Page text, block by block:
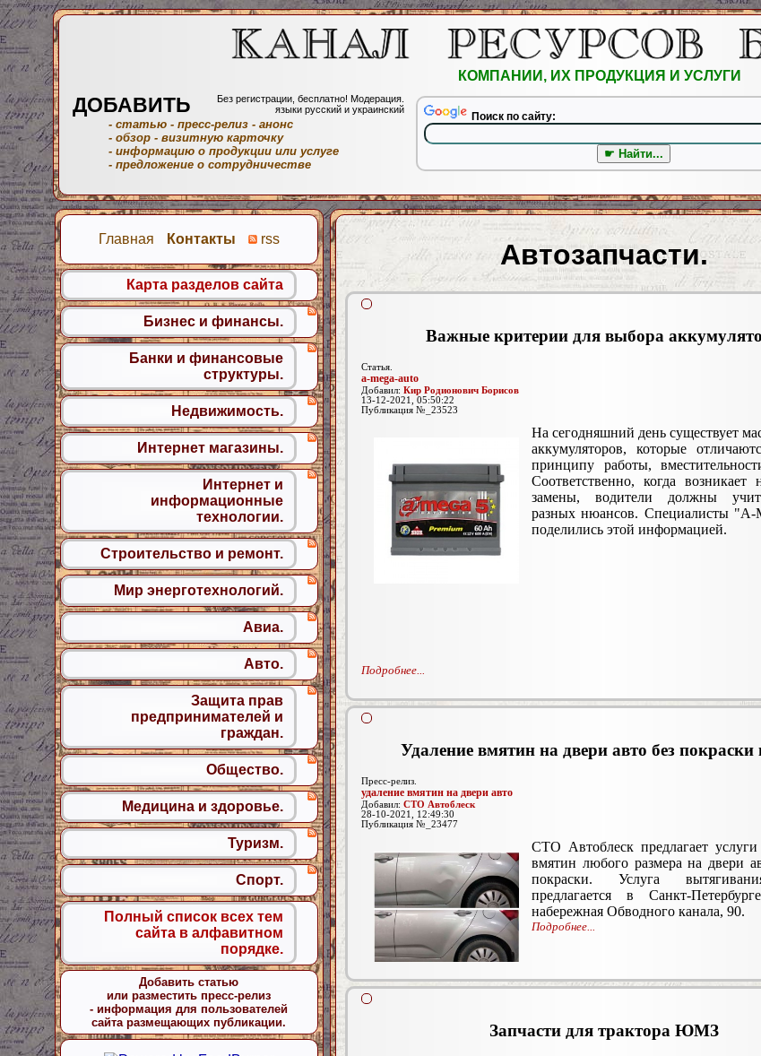
Автозапчасти.
Важные критерии для выбора
Статья.
a-mega-auto
Добавил: Кир Родионович Борисов
13-12-2021, 05:50:22
Публикация №_23523
На сегодняшний день существует
аккумуляторов, которые
принципу работы,
Соответственно, когда возникает
замены, водители должны
разных нюансов. Специалисты
поделились этой информацией.
Подробнее...
Удаление вмятин на двери авто без
Пресс-релиз.
удаление вмятин на двери авто
Добавил: СТО Автоблеск
28-10-2021, 12:49:30
Публикация №_23477
СТО Автоблеск предлагает
вмятин любого размера на двери
покраски. Услуга
предлагается в Санкт-
набережная Обводного канала, 90.
Подробнее...
Запчасти для трактора ЮМЗ
Главная Контакты rss
Карта разделов сайта
Бизнес и финансы.
Банки и финансовые
структуры.
Недвижимость.
Интернет магазины.
Интернет и
информационные
технологии.
Строительство и ремонт.
Мир энерготехнологий.
Авиа.
Авто.
Защита прав
предпринимателей и
граждан.
Общество.
Медицина и здоровье.
Туризм.
Спорт.
Полный список всех тем
сайта в алфавитном
порядке.
Добавить статью
или разместить пресс-релиз
- информация для пользователей
сайта размещающих публикации.
КОМПАНИИ, ИХ ПРОДУКЦИЯ И УСЛУГИ
ДОБАВИТЬ
Без регистрации, бесплатно! Модерация.
языки русский и украинский
- статью - пресс-релиз - анонс
- обзор - визитную карточку
- информацию о продукции или услуге
- предложение о сотрудничестве
Поиск по сайту: